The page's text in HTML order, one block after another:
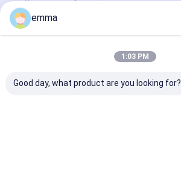
推薦されたプロダクト
emma
1:03 PM
Good day, what product are you looking for?